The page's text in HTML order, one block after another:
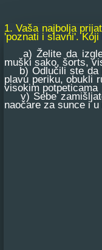
1. Vaša najbolja
'poznati i slavni'.
a) Želite da
muški sako, šorts,
b) Odlučili ste da
plavu periku, obukli
visokim potpeticama
v) Sebe
naočare za sunce i